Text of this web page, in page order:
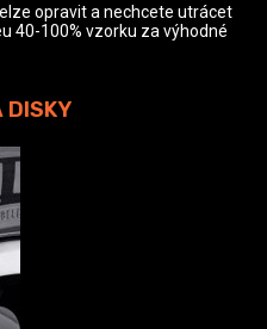
opravit a nechcete utrácet
40-100% vzorku za výhodné
DISKY